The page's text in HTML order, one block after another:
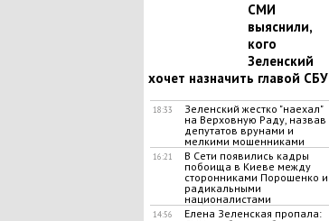
СМИ
выяснили,
кого
Зеленский
хочет назначить главой СБУ
18:33
Зеленский жестко "наехал"
на Верховную Раду, назвав
депутатов врунами и
мелкими мошенниками
16:21
В Сети появились кадры
побоища в Киеве между
сторонниками Порошенко и
радикальными
националистами
14:56
Елена Зеленская пропала: